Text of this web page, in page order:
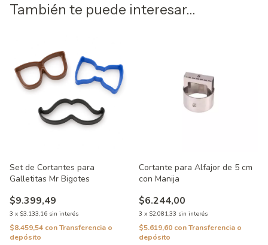
También te puede interesar...
Set de Cortantes para
Galletitas Mr Bigotes
$9.399,49
3 x $3.133,16 sin interés
$8.459,54 conTransferencia o
depósito
Cortante para Alfajor de 5 cm
con Manija
$6.244,00
3 x $2.081,33 sin interés
$5.619,60 conTransferencia o
depósito